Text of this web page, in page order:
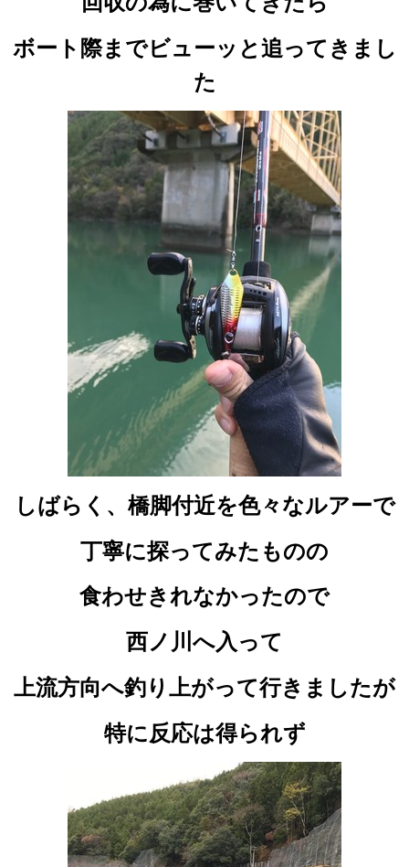
ボート際までビューッと追ってきまし
た
しばらく、橋脚付近を色々なルアーで
丁寧に探ってみたものの
食わせきれなかったので
西ノ川へ入って
上流方向へ釣り上がって行きましたが
特に反応は得られず